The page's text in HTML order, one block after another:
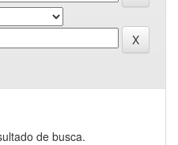
de busca.